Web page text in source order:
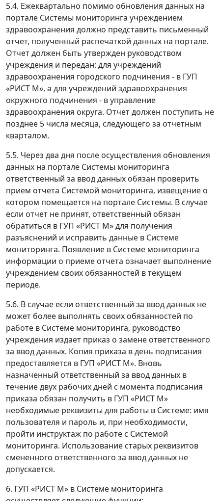
5.4. Ежеквартально помимо обновления данных на
портале Системы мониторинга учреждением
здравоохранения должно представить письменный
отчет, полученный распечаткой данных на портале.
Отчет должен быть утвержден руководством
учреждения и передан: для учреждений
здравоохранения городского подчинения - в ГУП
«РИСТ М», а для учреждений здравоохранения
окружного подчинения - в управление
здравоохранения округа. Отчет должен поступить не
позднее 5 числа месяца, следующего за отчетным
кварталом.
5.5. Через два дня после осуществления обновления
данных на портале Системы мониторинга
ответственный за ввод данных обязан проверить
прием отчета Системой мониторинга, извещение о
котором помещается на портале Системы. В случае
если отчет не принят, ответственный обязан
обратиться в ГУП «РИСТ М» для получения
разъяснений и исправить данные в Системе
мониторинга. Появление в Системе мониторинга
информации о приеме отчета означает выполнение
учреждением своих обязанностей в текущем
периоде.
5.6. В случае если ответственный за ввод данных не
может более выполнять своих обязанностей по
работе в Системе мониторинга, руководство
учреждения издает приказ о замене ответственного
за ввод данных. Копия приказа в день подписания
предоставляется в ГУП «РИСТ М». Вновь
назначенный ответственный за ввод данных в
течение двух рабочих дней с момента подписания
приказа обязан получить в ГУП «РИСТ М»
необходимые реквизиты для работы в Системе: имя
пользователя и пароль и, при необходимости,
пройти инструктаж по работе с Системой
мониторинга. Использование старых реквизитов
смененного ответственного за ввод данных не
допускается.
6. ГУП «РИСТ М» в Системе мониторинга